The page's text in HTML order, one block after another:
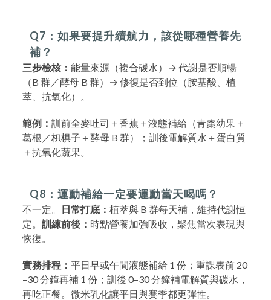
Q7：如果要提升續航力，該從哪種營養先
補？
三步檢核： 能量來源（複合碳水）→ 代謝是否順暢
（B 群／酵母 B 群）→ 修復是否到位（胺基酸、植
萃、抗氧化）。
範例： 訓前全麥吐司＋香蕉＋液態補給（青棗幼果＋
葛根／枳椇子＋酵母 B 群）；訓後電解質水＋蛋白質
＋抗氧化蔬果。
Q8：運動補給一定要運動當天喝嗎？
不一定。 日常打底： 植萃與 B 群每天補，維持代謝恒
定。 訓練前後： 時點營養加強吸收，聚焦當次表現與
恢復。
實務排程： 平日早或午間液態補給 1 份；重課表前 20
–30 分鐘再補 1 份；訓後 0–30 分鐘補電解質與碳水，
再吃正餐。微米乳化讓平日與賽季都更彈性。